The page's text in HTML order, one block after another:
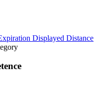
Displayed Distance